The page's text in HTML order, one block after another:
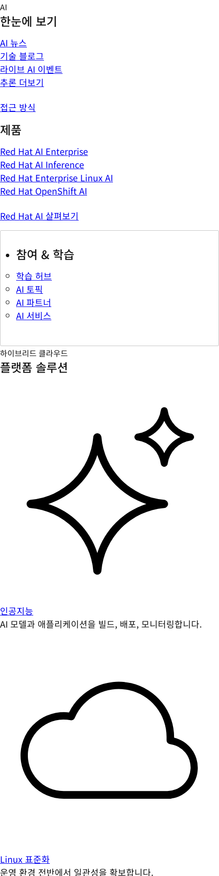
Skip
to
content
AI
한눈에 보기
AI 뉴스
기술 블로그
라이브 AI 이벤트
추론 더보기
접근 방식
제품
Red Hat AI Enterprise
Red Hat AI Inference
Red Hat Enterprise Linux AI
Red Hat OpenShift AI
Red Hat AI 살펴보기
참여 & 학습
학습 허브
AI 토픽
AI 파트너
AI 서비스
하이브리드 클라우드
플랫폼 솔루션
인공지능
AI 모델과 애플리케이션을 빌드, 배포, 모니터링합니다.
Linux 표준화
운영 환경 전반에서 일관성을 확보합니다.